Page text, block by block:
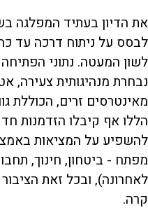
את הדיון בעתיד המפלגה
לבסס על ניתוח דרכה עד
לשון המעטה. נתוני
נבחרת מנהיגותית צעירה,
מאינטרסים זרים, הכוללת
הללו אף קיבלו הזדמנות
להשפיע על המציאות
מפתח - ביטחון, חינוך,
לאחרונה), ובכל זאת
קרה.